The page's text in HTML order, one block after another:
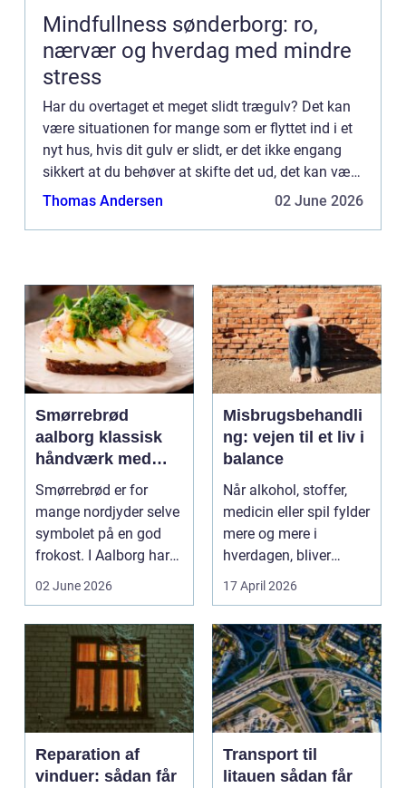
Mindfullness sønderborg: ro,
nærvær og hverdag med mindre
stress
Har du overtaget et meget slidt trægulv? Det kan
være situationen for mange som er flyttet ind i et
nyt hus, hvis dit gulv er slidt, er det ikke engang
sikkert at du behøver at skifte det ud, det kan være
du har behov for gulvafhøvling, i stedet for ...
Thomas Andersen 02 June 2026
Smørrebrød
aalborg klassisk
håndværk med
moderne twist
Smørrebrød er for
mange nordjyder selve
symbolet på en god
frokost. I Aalborg har
den klassiske spis...
02 June 2026
Misbrugsbehandli
ng: vejen til et liv i
balance
Når alkohol, stoffer,
medicin eller spil fylder
mere og mere i
hverdagen, bliver
grænsen...
17 April 2026
Reparation af
vinduer: sådan får
Transport til
litauen sådan får